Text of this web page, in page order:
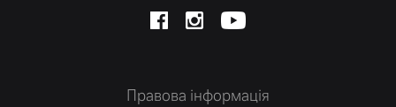
Правова інформація